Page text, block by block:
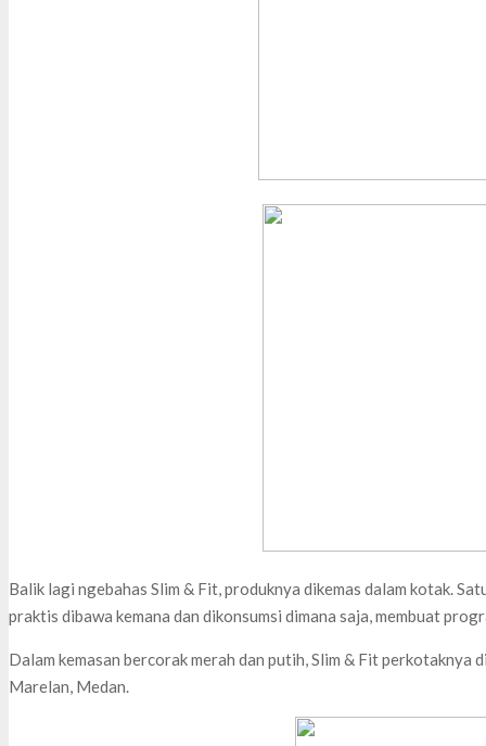
Balik lagi ngebahas Slim & Fit, produknya dikemas dalam kotak.
praktis dibawa kemana dan dikonsumsi dimana saja, membuat
Dalam kemasan bercorak merah dan putih, Slim & Fit perkotaknya
Marelan, Medan.